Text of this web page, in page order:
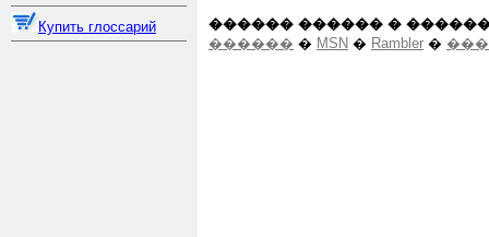
Купить глоссарий
������ ������ �
������ � MSN � Rambler �